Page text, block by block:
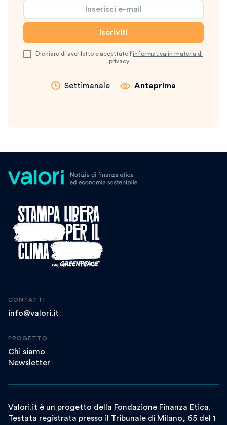
Dichiaro di aver letto e accettato l’informativa in materia di
privacy
Settimanale Anteprima
CONTATTI
info@valori.it
PROGETTO
Chi siamo
Newsletter
Valori.it è un progetto della Fondazione Finanza Etica.
Testata registrata presso il Tribunale di Milano, 65 del 1